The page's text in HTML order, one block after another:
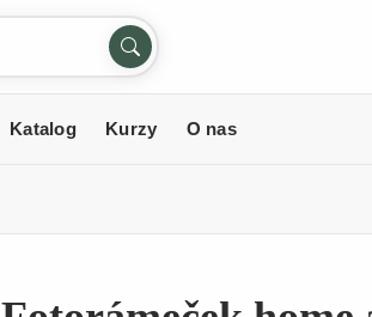
Katalog Kurzy O nas